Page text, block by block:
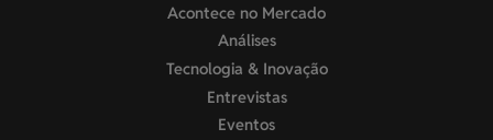
Acontece no Mercado
Análises
Tecnologia & Inovação
Entrevistas
Eventos